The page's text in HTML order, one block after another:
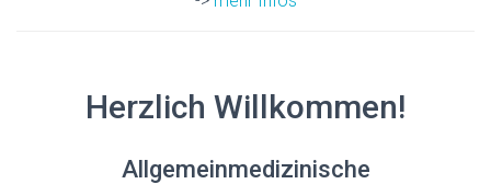
Herzlich Willkommen!
Allgemeinmedizinische